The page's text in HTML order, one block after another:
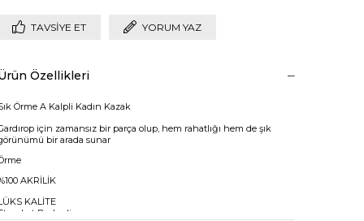
TAVSIYE ET YORUM YAZ
Özellikleri
Örme A Kalpli Kadın Kazak
için zamansız bir parça olup, hem rahatlığı hem de şık
bir arada sunar
AKRİLİK
KALİTE
Bedenli